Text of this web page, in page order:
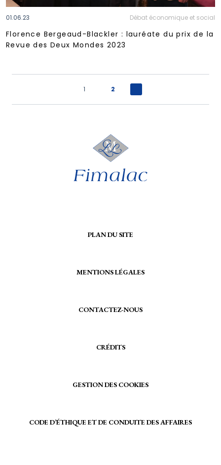
01.06.23 Débat économique et social
Florence Bergeaud-Blackler : lauréate du prix de la
Revue des Deux Mondes 2023
1 2
PLAN DU SITE
MENTIONS LÉGALES
CONTACTEZ-NOUS
CRÉDITS
GESTION DES COOKIES
CODE D’ÉTHIQUE ET DE CONDUITE DES AFFAIRES